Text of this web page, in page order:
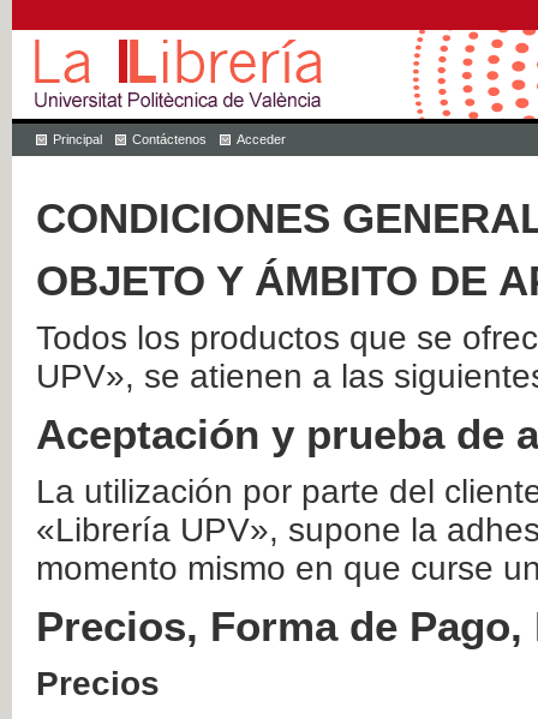
Principal Contáctenos Acceder
CONDICIONES
OBJETO Y ÁMBITO DE
Todos los productos que se
UPV», se atienen a las
Aceptación y prueba de
La utilización por parte del
«Librería UPV», supone la
momento mismo en que curse
Precios, Forma de
Precios